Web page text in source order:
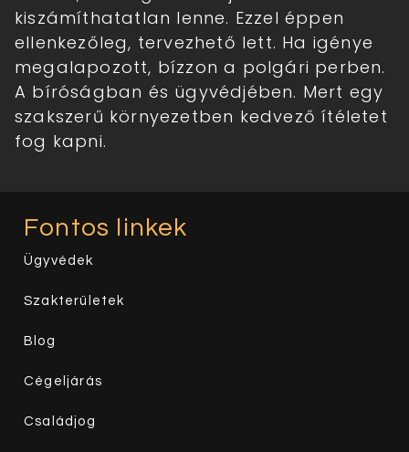
kiszámíthatatlan lenne. Ezzel éppen
ellenkezőleg, tervezhető lett. Ha igénye
megalapozott, bízzon a polgári perben.
A bíróságban és ügyvédjében. Mert egy
szakszerű környezetben kedvező ítéletet
fog kapni.
Fontos linkek
Ügyvédek
Szakterületek
Blog
Cégeljárás
Családjog